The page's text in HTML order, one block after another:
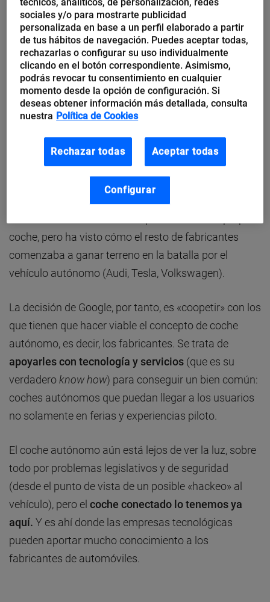
Cuando Google comenzó a trabajar con el coche
autónomo, desarrolló el sistema sobre coches Toyota
Prius porque de lo que sabe es de tecnología, no de
coche, pero ha visto cómo el resto de fabricantes
comenzaba a ganar terreno en la batalla por el
vehículo autónomo (Audi, Tesla, Volkswagen).
La decisión de Google, por tanto, es «coopetir» con los
que tienen que hacer viable el concepto de coche
autónomo, es decir, los fabricantes. Se trata de
apoyarles con tecnología yservicios (que es su
verdaderoknow how) para conseguir un bien común:
coches autónomos que puedan llegar a los usuarios
no solamente en ferias y experiencias piloto.
El coche autónomo aún está lejos de ver la luz, sobre
todo por problemas legislativos y de seguridad
(desde el punto de vista de un posible «hackeo» al
vehículo), pero el coche conectado lo tenemos ya
aquí. Y es ahí donde las empresas tecnológicas
pueden aportar mucho conocimiento a los
fabricantes de automóviles.
sociales y/o para mostrarte publicidad
personalizada en base a un perfil elaborado a partir
de tus hábitos de navegación. Puedes aceptar todas,
rechazarlas o configurar su uso individualmente
clicando en el botón correspondiente. Asimismo,
podrás revocar tu consentimiento en cualquier
momento desde la opción de configuración. Si
deseas obtener información más detallada, consulta
nuestra Política de Cookies
Rechazar todas Aceptar todas
Configurar